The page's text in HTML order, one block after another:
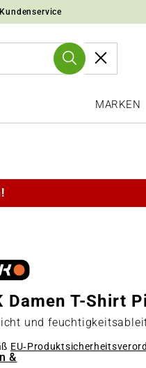
MARKEN
&
Damen T-Shirt
und